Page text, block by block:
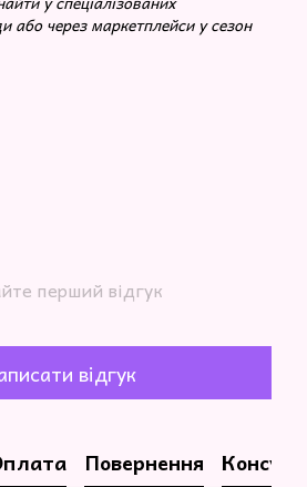
або через маркетплейси у сезон
перший відгук
відгук
Повернення